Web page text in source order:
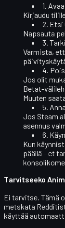
1.
Kirjaudu
2. Etsi
Napsauta
3.
Varmista,
4.
Jos olit
Betat-
Muuten
5.
Jos Steam
asennus
6.
Kun
päällä – et
Tarvitseeko
Ei tarvitse. Tämä
metskata
käyttää